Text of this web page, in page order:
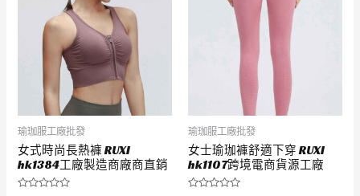
瑜珈服工廠批發
女式時尚長熱褲 RUXI
hk1384工廠製造商廠商直銷
瑜珈服工廠批發
女士瑜珈褲舒適下穿 RUXI
hk1107跨境電商貨源工廠